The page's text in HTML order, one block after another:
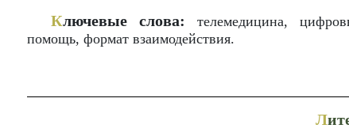
Ключевые слова:
телемедицина,
помощь, формат взаимодействия.
Л